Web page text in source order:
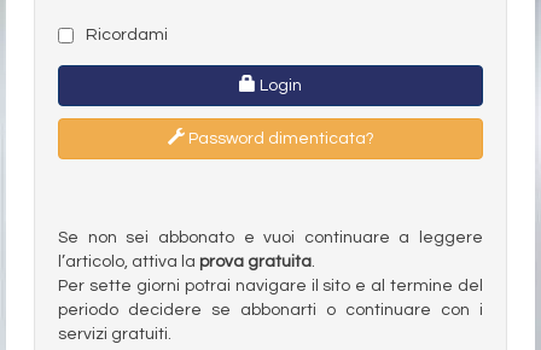
Ricordami
Login
Password dimenticata?
Se non sei abbonato e vuoi continuare a leggere
l’articolo, attiva la prova gratuita.
Per sette giorni potrai navigare il sito e al termine del
periodo decidere se abbonarti o continuare con i
servizi gratuiti.